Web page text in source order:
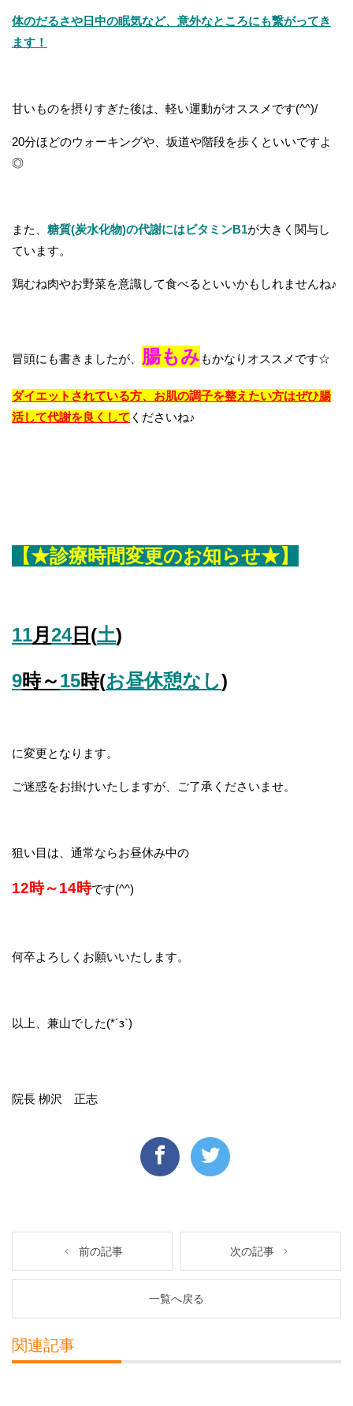
体のだるさや日中の眠気など、意外なところにも繋がってき
ます！
甘いものを摂りすぎた後は、軽い運動がオススメです(^^)/
20分ほどのウォーキングや、坂道や階段を歩くといいですよ
◎
また、 糖質(炭水化物)の代謝にはビタミンB1が大きく関与し
ています。
鶏むね肉やお野菜を意識して食べるといいかもしれませんね♪
冒頭にも書きましたが、 腸もみもかなりオススメです☆
ダイエットされている方、お肌の調子を整えたい方はぜひ腸
活して代謝を良くして くださいね♪
【★診療時間変更のお知らせ★】
11月 24日(土)
9時～15時(お昼休憩なし)
に変更となります。
ご迷惑をお掛けいたしますが、ご了承くださいませ。
狙い目は、通常ならお昼休み中の
12時～14時です(^^)
何卒よろしくお願いいたします。
以上、兼山でした(*´з`)
院長 栁沢 正志
前の記事 次の記事
一覧へ戻る
関連記事